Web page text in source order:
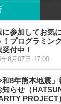
に参加してお気
！プログラミン
付中！
年8月07日 17:00
和8年熊本地震
知らせ（
PROJECT）